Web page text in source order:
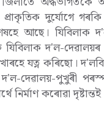
প্ৰাকৃতিক দুৰ্যোগে
আছে। যিবিলাক
দ'ল-দেৱালয়ৰ
যত্ন কৰিছো।
দ'ল-দেৱালয়-পুখুৰী
নিৰ্মাণ কৰোৱা